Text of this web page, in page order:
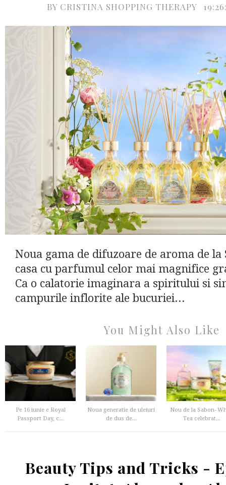
BY CRISTINA SHOPPING THERAPY
Noua gama de difuzoare de aroma de la
casa cu parfumul celor mai magnifice
Ca o calatorie imaginara a spiritului si
campurile inflorite ale bucuriei...
You Might Also Like
Pe 16 iunie e Royal
Passport Day, c...
Noua generatie de uleiuri
de dus de...
Nou de la Sabon-
Tea celebrat...
Beauty Tips and Tricks -